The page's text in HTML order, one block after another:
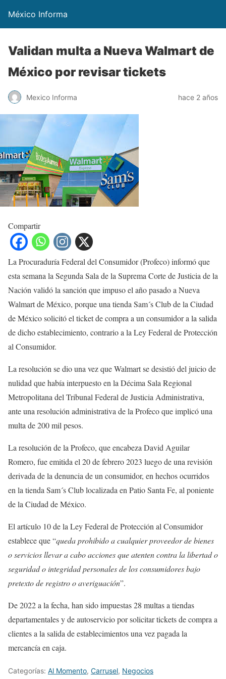
México Informa
Validan multa a Nueva Walmart de
México por revisar tickets
Mexico Informa hace 2 años
Compartir
La Procuraduría Federal del Consumidor (Profeco) informó que
esta semana la Segunda Sala de la Suprema Corte de Justicia de la
Nación validó la sanción que impuso el año pasado a Nueva
Walmart de México, porque una tienda Sam´s Club de la Ciudad
de México solicitó el ticket de compra a un consumidor a la salida
de dicho establecimiento, contrario a la Ley Federal de Protección
al Consumidor.
La resolución se dio una vez que Walmart se desistió del juicio de
nulidad que había interpuesto en la Décima Sala Regional
Metropolitana del Tribunal Federal de Justicia Administrativa,
ante una resolución administrativa de la Profeco que implicó una
multa de 200 mil pesos.
La resolución de la Profeco, que encabeza David Aguilar
Romero, fue emitida el 20 de febrero 2023 luego de una revisión
derivada de la denuncia de un consumidor, en hechos ocurridos
en la tienda Sam´s Club localizada en Patio Santa Fe, al poniente
de la Ciudad de México.
El artículo 10 de la Ley Federal de Protección al Consumidor
establece que “queda prohibido a cualquier proveedor de bienes
o servicios llevar a cabo acciones que atenten contra la libertad o
seguridad o integridad personales de los consumidores bajo
pretexto de registro o averiguación”.
De 2022 a la fecha, han sido impuestas 28 multas a tiendas
departamentales y de autoservicio por solicitar tickets de compra a
clientes a la salida de establecimientos una vez pagada la
mercancía en caja.
Categorías: Al Momento, Carrusel, Negocios